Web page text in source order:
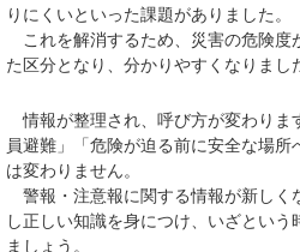
りにくいといった課題がありました。
これを解消するため、災害の危険度
た区分となり、分かりやすくなりまし
情報が整理され、呼び方が変わりま
員避難」「危険が迫る前に安全な場所
は変わりません。
警報・注意報に関する情報が新しく
し正しい知識を身につけ、いざとい
ましょう。